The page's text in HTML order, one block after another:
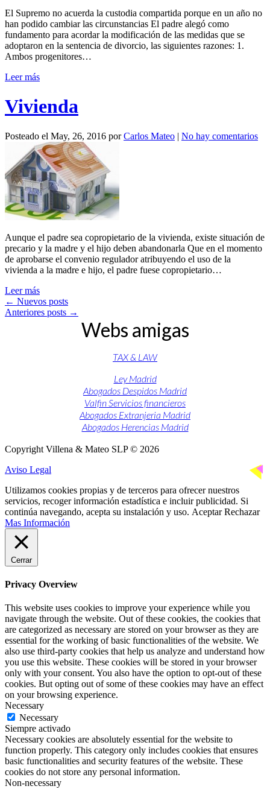
El Supremo no acuerda la custodia compartida porque en un año no
han podido cambiar las circunstancias El padre alegó como
fundamento para acordar la modificación de las medidas que se
adoptaron en la sentencia de divorcio, las siguientes razones: 1.
Ambos progenitores…
Leer más
Vivienda
Posteado el May, 26, 2016 porCarlos Mateo | No hay comentarios
Aunque el padre sea copropietario de la vivienda, existe situación de
precario y la madre y el hijo deben abandonarla Que en el momento
de aprobarse el convenio regulador atribuyendo el uso de la
vivienda a la madre e hijo, el padre fuese copropietario…
Leer más
← Nuevos posts
Anteriores posts →
Webs amigas
TAX & LAW
Ley Madrid
Abogados Despidos Madrid
Valfin Servicios financieros
Abogados Extranjeria Madrid
Abogados Herencias Madrid
Copyright Villena & Mateo SLP © 2026
Aviso Legal
Utilizamos cookies propias y de terceros para ofrecer nuestros
servicios, recoger información estadística e incluir publicidad. Si
continúa navegando, acepta su instalación y uso. Aceptar Rechazar
Mas Información
Cerrar
Privacy Overview
This website uses cookies to improve your experience while you
navigate through the website. Out of these cookies, the cookies that
are categorized as necessary are stored on your browser as they are
essential for the working of basic functionalities of the website. We
also use third-party cookies that help us analyze and understand how
you use this website. These cookies will be stored in your browser
only with your consent. You also have the option to opt-out of these
cookies. But opting out of some of these cookies may have an effect
on your browsing experience.
Necessary
Necessary
Siempre activado
Necessary cookies are absolutely essential for the website to
function properly. This category only includes cookies that ensures
basic functionalities and security features of the website. These
cookies do not store any personal information.
Non-necessary